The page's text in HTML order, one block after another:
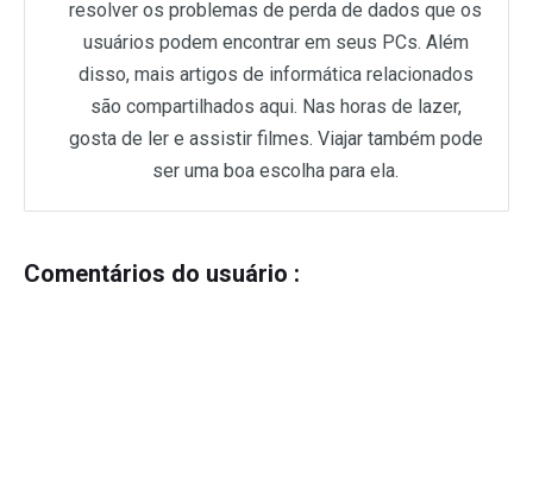
resolver os problemas de perda de dados que os
usuários podem encontrar em seus PCs. Além
disso, mais artigos de informática relacionados
são compartilhados aqui. Nas horas de lazer,
gosta de ler e assistir filmes. Viajar também pode
ser uma boa escolha para ela.
Comentários do usuário :